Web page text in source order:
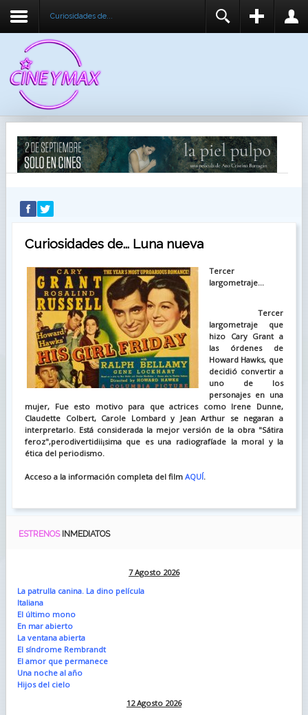
Curiosidades de...
RECUÉRDEME
IDENTIFICARSE
REGISTER
Curiosidades de... Luna nueva
Tercer
largometraje...
Tercer
largometraje que
hizo Cary Grant a
las órdenes de
Howard Hawks, que
decidió convertir a
uno de los
personajes en una
mujer, Fue esto motivo para que actrices como Irene Dunne,
Claudette Colbert, Carole Lombard y Jean Arthur se negaran a
interpretarlo. Está considerada la mejor versión de la obra "Sátira
feroz",perodivertidii¡sima que es una radiografíade la moral y la
ética del periodismo.
Acceso a la información completa del film AQUÍ.
ESTRENOS INMEDIATOS
7 Agosto 2026
La patrulla canina. La dino película
Italiana
El último mono
En mar abierto
La ventana abierta
El síndrome Rembrandt
El amor que permanece
Una noche al año
Hijos del cielo
12 Agosto 2026